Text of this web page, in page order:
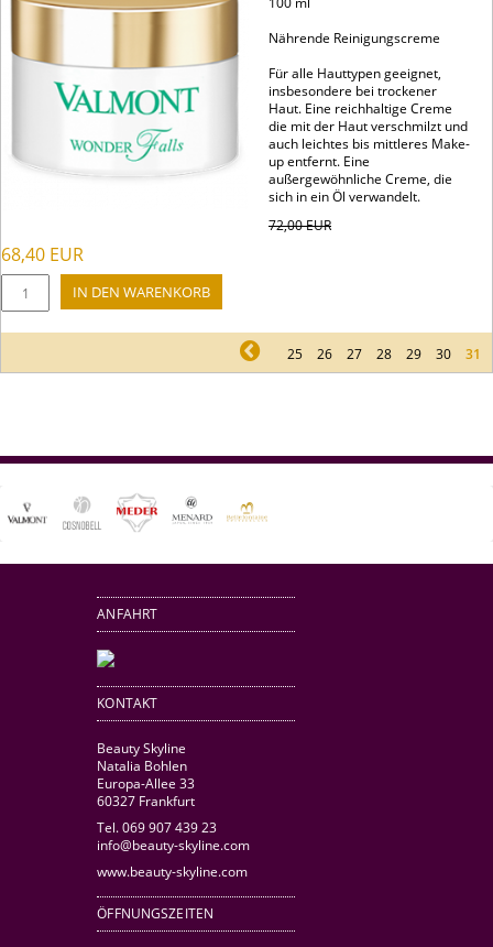
Nährende Reinigungscreme
Für alle Hauttypen geeignet,
insbesondere bei trockener
Haut. Eine reichhaltige Creme
die mit der Haut verschmilzt und
auch leichtes bis mittleres Make-
up entfernt. Eine
außergewöhnliche Creme, die
sich in ein Öl verwandelt.
72,00EUR
68,40 EUR
pr 25 26 27 28 29 30 31
ANFAHRT
KONTAKT
Beauty Skyline
Natalia Bohlen
Europa-Allee 33
60327 Frankfurt
Tel. 069 907 439 23
info@beauty-skyline.com
www.beauty-skyline.com
ÖFFNUNGSZEITEN